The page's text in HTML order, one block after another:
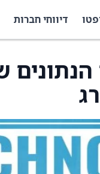
דיווחי חברות